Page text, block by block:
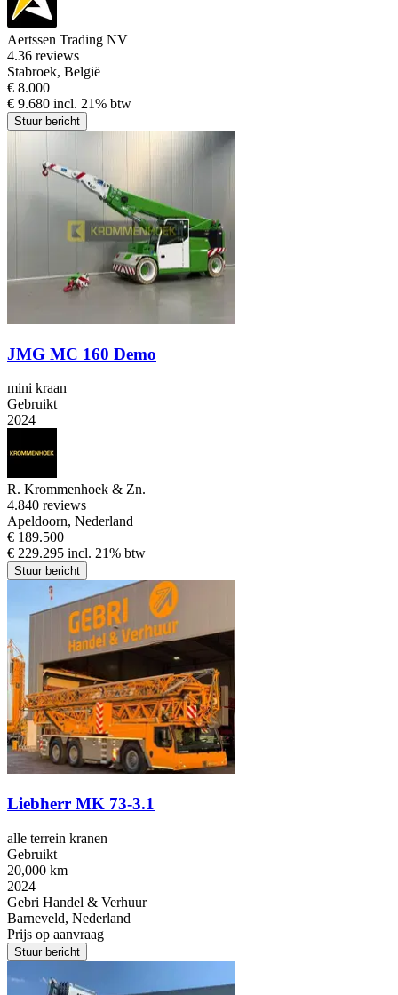
Aertssen Trading NV
4.36 reviews
Stabroek, België
€ 8.000
€ 9.680 incl. 21% btw
Stuur bericht
JMG MC 160 Demo
mini kraan
Gebruikt
2024
R. Krommenhoek & Zn.
4.840 reviews
Apeldoorn, Nederland
€ 189.500
€ 229.295 incl. 21% btw
Stuur bericht
Liebherr MK 73-3.1
alle terrein kranen
Gebruikt
20,000 km
2024
Gebri Handel & Verhuur
Barneveld, Nederland
Prijs op aanvraag
Stuur bericht